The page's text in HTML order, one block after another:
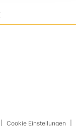
Cookie Einstellungen